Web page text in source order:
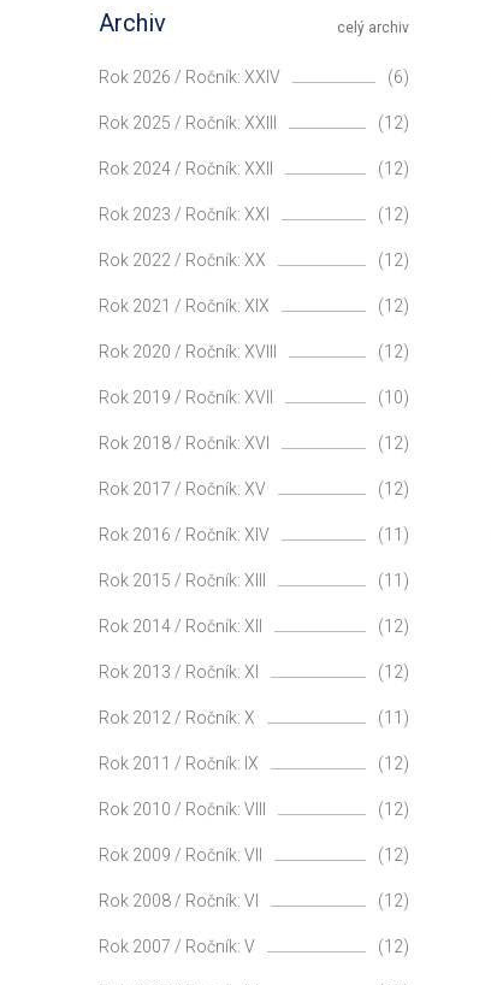
celý archiv
Archiv
Rok 2026 / Ročník: XXIV (6)
Rok 2025 / Ročník: XXIII (12)
Rok 2024 / Ročník: XXII (12)
Rok 2023 / Ročník: XXI (12)
Rok 2022 / Ročník: XX (12)
Rok 2021 / Ročník: XIX (12)
Rok 2020 / Ročník: XVIII (12)
Rok 2019 / Ročník: XVII (10)
Rok 2018 / Ročník: XVI (12)
Rok 2017 / Ročník: XV (12)
Rok 2016 / Ročník: XIV (11)
Rok 2015 / Ročník: XIII (11)
Rok 2014 / Ročník: XII (12)
Rok 2013 / Ročník: XI (12)
Rok 2012 / Ročník: X (11)
Rok 2011 / Ročník: IX (12)
Rok 2010 / Ročník: VIII (12)
Rok 2009 / Ročník: VII (12)
Rok 2008 / Ročník: VI (12)
Rok 2007 / Ročník: V (12)